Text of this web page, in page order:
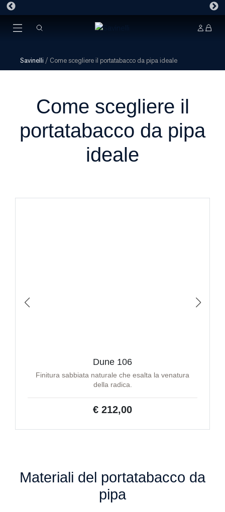
Savinelli / Come scegliere il portatabacco da pipa ideale
Come scegliere il
portatabacco da pipa
ideale
Dune 106
Finitura sabbiata naturale che esalta la venatura
della radica.
€ 212,00
Materiali del portatabacco da
pipa